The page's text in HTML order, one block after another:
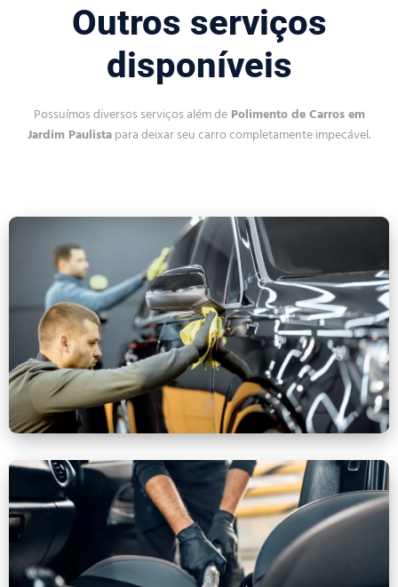
Outros serviços
disponíveis
Possuímos diversos serviços além dePolimento de Carros em
Jardim Paulistapara deixar seu carro completamente impecável.